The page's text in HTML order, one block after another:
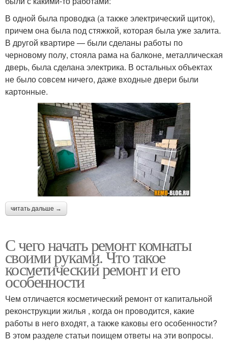
В одной была проводка (а также электрический щиток),
причем она была под стяжкой, которая была уже залита.
В другой квартире — были сделаны работы по
черновому полу, стояла рама на балконе, металлическая
дверь, была сделана электрика. В остальных объектах
не было совсем ничего, даже входные двери были
картонные.
читать дальше →
С чего начать ремонт комнаты
своими руками. Что такое
косметический ремонт и его
особенности
Чем отличается косметический ремонт от капитальной
реконструкции жилья , когда он проводится, какие
работы в него входят, а также каковы его особенности?
В этом разделе статьи поищем ответы на эти вопросы.